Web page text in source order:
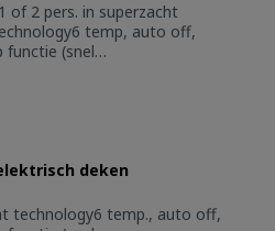
of 2 pers. in superzacht
temp, auto off,
functie (snel
veilig voor
verbruik
elektrisch deken
technology6 temp., auto off,